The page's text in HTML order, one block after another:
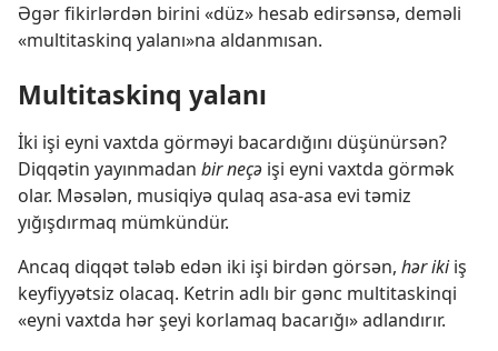
Əgər fikirlərdən birini «düz» hesab edirsənsə, deməli
«multitaskinq yalanı»na aldanmısan.
Multitaskinq yalanı
İki işi eyni vaxtda görməyi bacardığını düşünürsən?
Diqqətin yayınmadan bir neçə işi eyni vaxtda görmək
olar. Məsələn, musiqiyə qulaq asa-asa evi təmiz
yığışdırmaq mümkündür.
Ancaq diqqət tələb edən iki işi birdən görsən, hər ikiiş
keyfiyyətsiz olacaq. Ketrin adlı bir gənc multitaskinqi
«eyni vaxtda hər şeyi korlamaq bacarığı» adlandırır.